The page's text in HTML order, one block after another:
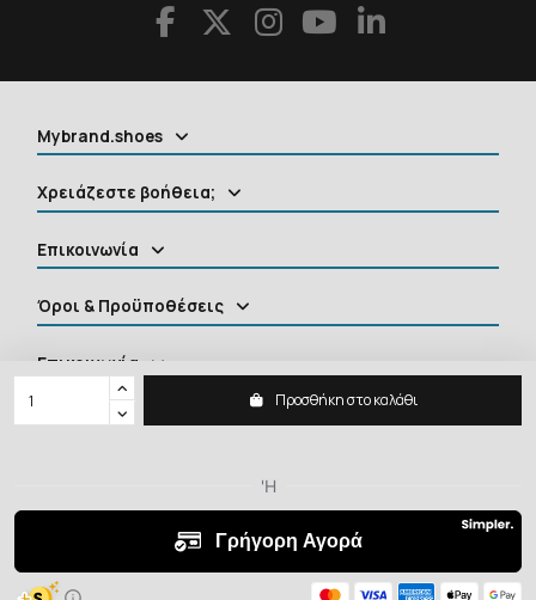
Προσθήκη στο καλάθι
Mybrand.shoes
Χρειάζεστε βοήθεια;
Επικοινωνία
Όροι & Προϋποθέσεις
Επικοινωνία
2026 ©MYBRANDSHOES
Shoes, Clothing, Accessories